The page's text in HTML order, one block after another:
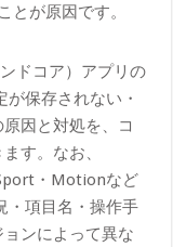
とが原因です。
ドコア）アプリの
保存されない・
因と対処を、コ
す。なお、
・Motionなど
・項目名・操作手
ンによって異な